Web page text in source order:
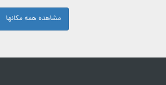
مشاهده همه مکانها